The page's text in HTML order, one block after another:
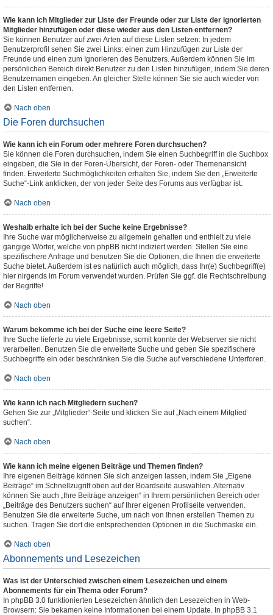
Wie kann ich Mitglieder zur Liste der Freunde oder zur Liste der ignorierten
Mitglieder hinzufügen oder diese wieder aus den Listen entfernen?
Sie können Benutzer auf zwei Arten auf diese Listen setzen: In jedem
Benutzerprofil sehen Sie zwei Links: einen zum Hinzufügen zur Liste der
Freunde und einen zum Ignorieren des Benutzers. Außerdem können Sie im
persönlichen Bereich direkt Benutzer zu den Listen hinzufügen, indem Sie deren
Benutzernamen eingeben. An gleicher Stelle können Sie sie auch wieder von
den Listen entfernen.
Nach oben
Die Foren durchsuchen
Wie kann ich ein Forum oder mehrere Foren durchsuchen?
Sie können die Foren durchsuchen, indem Sie einen Suchbegriff in die Suchbox
eingeben, die Sie in der Foren-Übersicht, der Foren- oder Themenansicht
finden. Erweiterte Suchmöglichkeiten erhalten Sie, indem Sie den „Erweiterte
Suche“-Link anklicken, der von jeder Seite des Forums aus verfügbar ist.
Nach oben
Weshalb erhalte ich bei der Suche keine Ergebnisse?
Ihre Suche war möglicherweise zu allgemein gehalten und enthielt zu viele
gängige Wörter, welche von phpBB nicht indiziert werden. Stellen Sie eine
spezifischere Anfrage und benutzen Sie die Optionen, die Ihnen die erweiterte
Suche bietet. Außerdem ist es natürlich auch möglich, dass Ihr(e) Suchbegriff(e)
hier nirgends im Forum verwendet wurden. Prüfen Sie ggf. die Rechtschreibung
der Begriffe!
Nach oben
Warum bekomme ich bei der Suche eine leere Seite?
Ihre Suche lieferte zu viele Ergebnisse, somit konnte der Webserver sie nicht
verarbeiten. Benutzen Sie die erweiterte Suche und geben Sie spezifischere
Suchbegriffe ein oder beschränken Sie die Suche auf verschiedene Unterforen.
Nach oben
Wie kann ich nach Mitgliedern suchen?
Gehen Sie zur „Mitglieder“-Seite und klicken Sie auf „Nach einem Mitglied
suchen“.
Nach oben
Wie kann ich meine eigenen Beiträge und Themen finden?
Ihre eigenen Beiträge können Sie sich anzeigen lassen, indem Sie „Eigene
Beiträge“ im Schnellzugriff oben auf der Boardseite auswählen. Alternativ
können Sie auch „Ihre Beiträge anzeigen“ in Ihrem persönlichen Bereich oder
„Beiträge des Benutzers suchen“ auf Ihrer eigenen Profilseite verwenden.
Benutzen Sie die erweiterte Suche, um nach von Ihnen erstellen Themen zu
suchen. Tragen Sie dort die entsprechenden Optionen in die Suchmaske ein.
Nach oben
Abonnements und Lesezeichen
Was ist der Unterschied zwischen einem Lesezeichen und einem
Abonnements für ein Thema oder Forum?
In phpBB 3.0 funktionierten Lesezeichen ähnlich den Lesezeichen in Web-
Browsern: Sie bekamen keine Informationen bei einem Update. In phpBB 3.1